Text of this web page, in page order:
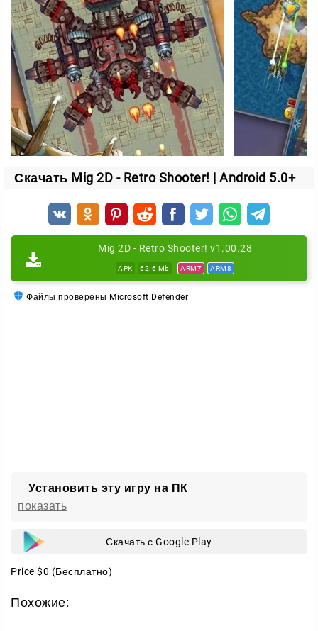
ВMig 2D: Retro Shooterдоступны четыре режима.
Каждый меняет привычный ход боя и добавляет
разнообразия, так что игра не надоедает.
Берите управление истребителем в свои руки,
уничтожайте вражеские базы и проверьте, на что вы
способны в небе!
Скачать Mig 2D - Retro Shooter! | Android 5.0+
Mig 2D - Retro Shooter! v1.00.28
APK 62.6 Mb ARM7 ARM8
Файлы проверены Microsoft Defender
Установить эту игру на ПК
показать
Скачать с Google Play
Price $0 (Бесплатно)
Похожие: